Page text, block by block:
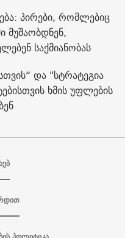
პირები, რომლებიც
საქმიანობას
და "სტრატეგია
ხმის უფლების